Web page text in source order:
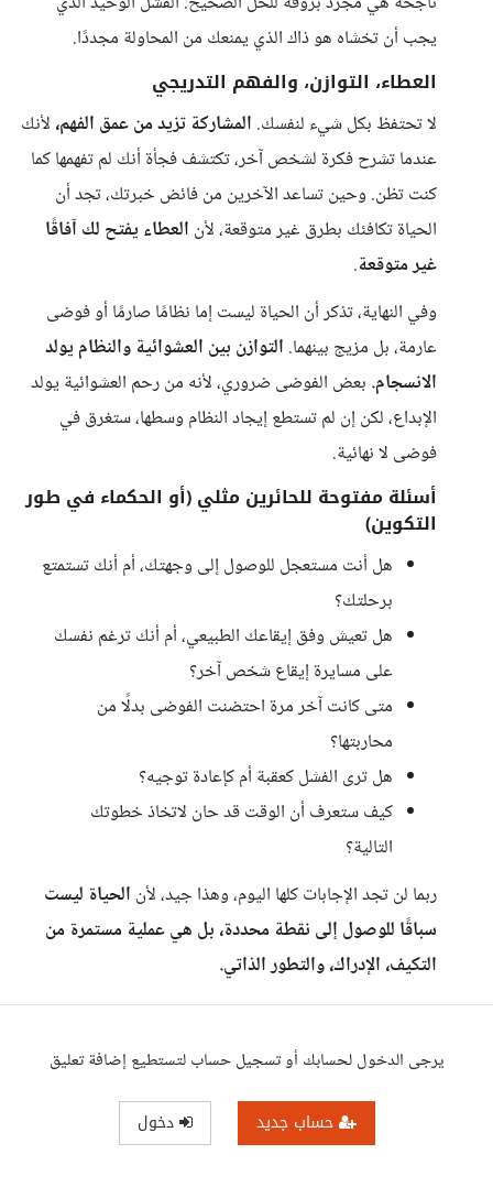
يجب أن تخشاه هو ذاك الذي يمنعك من المحاولة مجددًا.
العطاء، التوازن، والفهم التدريجي
لا تحتفظ بكل شيء لنفسك. المشاركة تزيد من عمق الفهم، لأنك
عندما تشرح فكرة لشخص آخر، تكتشف فجأة أنك لم تفهمها كما
كنت تظن. وحين تساعد الآخرين من فائض خبرتك، تجد أن
الحياة تكافئك بطرق غير متوقعة، لأن العطاء يفتح لك آفاقًا
غير متوقعة.
وفي النهاية، تذكر أن الحياة ليست إما نظامًا صارمًا أو فوضى
عارمة، بل مزيج بينهما. التوازن بين العشوائية والنظام يولد
الانسجام. بعض الفوضى ضروري، لأنه من رحم العشوائية يولد
الإبداع، لكن إن لم تستطع إيجاد النظام وسطها، ستغرق في
فوضى لا نهائية.
أسئلة مفتوحة للحائرين مثلي (أو الحكماء في طور
التكوين)
هل أنت مستعجل للوصول إلى وجهتك، أم أنك تستمتع
برحلتك؟
هل تعيش وفق إيقاعك الطبيعي، أم أنك ترغم نفسك
على مسايرة إيقاع شخص آخر؟
متى كانت آخر مرة احتضنت الفوضى بدلًا من
محاربتها؟
هل ترى الفشل كعقبة أم كإعادة توجيه؟
كيف ستعرف أن الوقت قد حان لاتخاذ خطوتك
التالية؟
ربما لن تجد الإجابات كلها اليوم، وهذا جيد، لأن الحياة ليست
سباقًا للوصول إلى نقطة محددة، بل هي عملية مستمرة من
التكيف، الإدراك، والتطور الذاتي.
يرجى الدخول لحسابك أو تسجيل حساب لتستطيع إضافة تعليق
حساب جديد دخول